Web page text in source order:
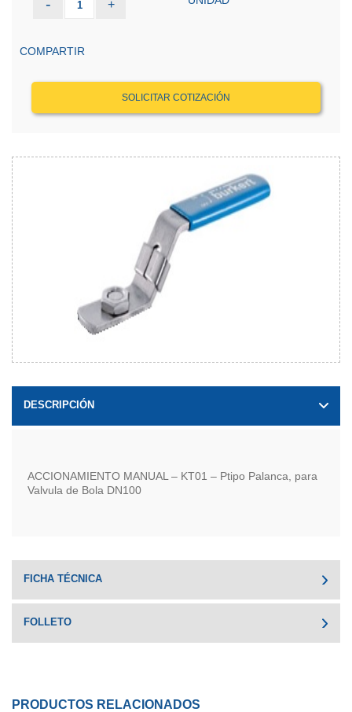
- 1 +
COMPARTIR
SOLICITAR COTIZACIÓN
DESCRIPCIÓN
ACCIONAMIENTO MANUAL – KT01 – Ptipo Palanca, para
Valvula de Bola DN100
FICHA TÉCNICA
FOLLETO
PRODUCTOS RELACIONADOS